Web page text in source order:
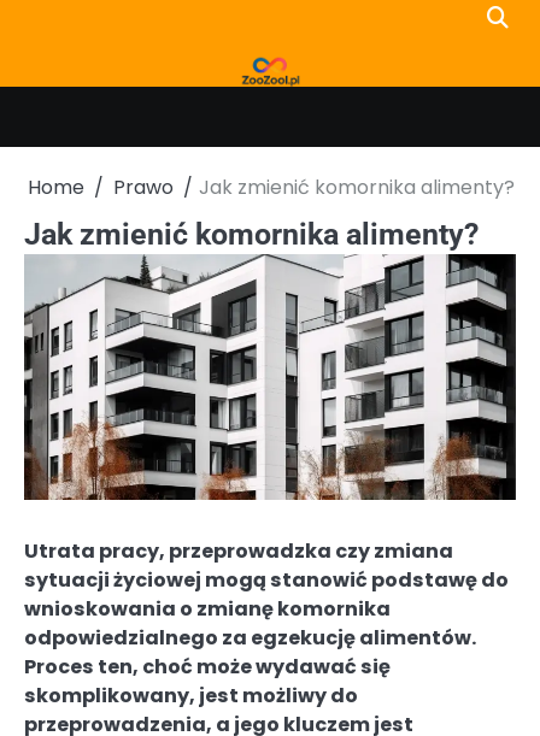
Home Prawo Jak zmienić komornika alimenty?
Jak zmienić komornika alimenty?
Utrata pracy, przeprowadzka czy zmiana
sytuacji życiowej mogą stanowić podstawę do
wnioskowania o zmianę komornika
odpowiedzialnego za egzekucję alimentów.
Proces ten, choć może wydawać się
skomplikowany, jest możliwy do
przeprowadzenia, a jego kluczem jest